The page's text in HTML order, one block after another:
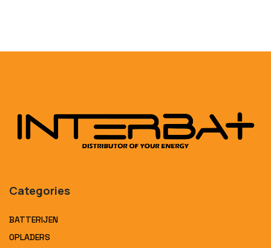
Categories
BATTERIJEN
OPLADERS